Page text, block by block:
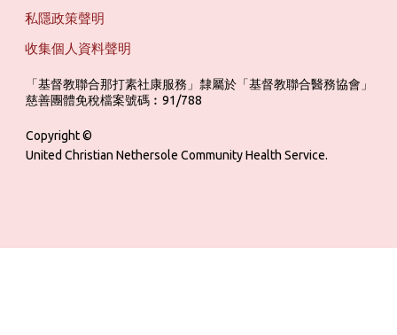
私隱政策聲明
收集個人資料聲明
「基督教聯合那打素社康服務」隸屬於「基督教聯合醫務協會」
慈善團體免稅檔案號碼︰91/788
Copyright ©
United Christian Nethersole Community Health Service.